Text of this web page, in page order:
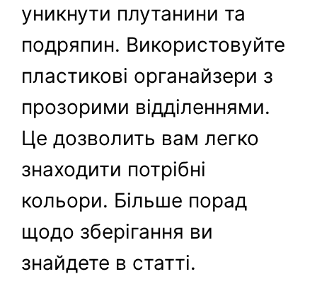
уникнути плутанини та
подряпин. Використовуйте
пластикові органайзери з
прозорими відділеннями.
Це дозволить вам легко
знаходити потрібні
кольори. Більше порад
щодо зберігання ви
знайдете в статті.